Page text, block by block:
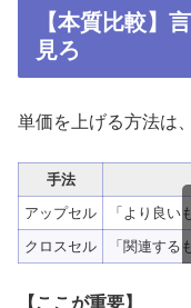
【本質比較】
見ろ
単価を上げる方法は
手法
アップセル
「より良い
クロスセル
「関連する
【ここが重要】